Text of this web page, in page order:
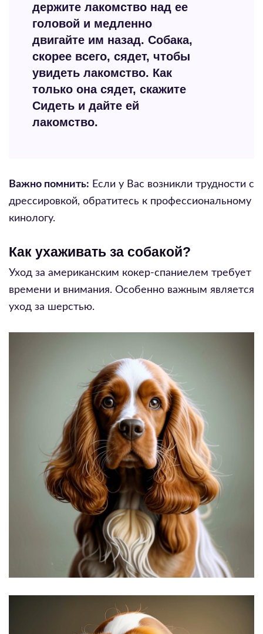
держите лакомство над ее
головой и медленно
двигайте им назад. Собака,
скорее всего, сядет, чтобы
увидеть лакомство. Как
только она сядет, скажите
Сидеть и дайте ей
лакомство.
Важно помнить: Если у Вас возникли трудности с
дрессировкой, обратитесь к профессиональному
кинологу.
Как ухаживать за собакой?
Уход за американским кокер-спаниелем требует
времени и внимания. Особенно важным является
уход за шерстью.